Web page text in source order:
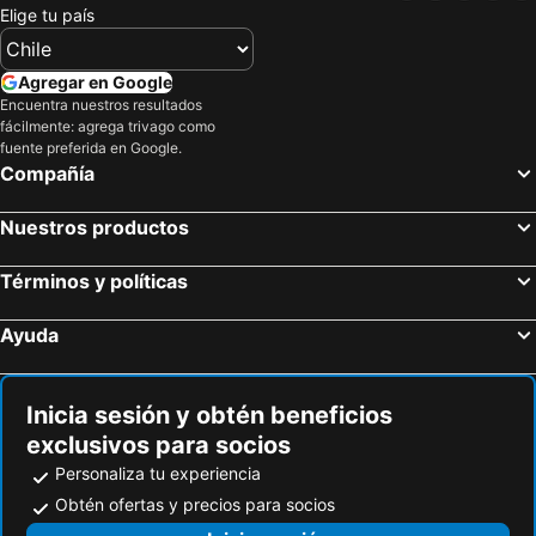
Hotel Pao
Hiroshima Tokyu REI Hotel
Santiago Guesthouse Hiroshima
Hotel Patio
Mihara Station
Ehime World Trade Center
Botchan Stadium
Aeropuerto Tottori Sand Dunes Conan
Space World
Tamatsukuri Onsen hot spring
Konpira Onsenkyo
Yufuin
Yamaguchi Ube Airport
Elige tu país
Agregar en Google
Encuentra nuestros resultados
fácilmente: agrega trivago como
fuente preferida en Google.
Compañía
Nuestros productos
Términos y políticas
Ayuda
Inicia sesión y obtén beneficios
exclusivos para socios
Personaliza tu experiencia
Obtén ofertas y precios para socios